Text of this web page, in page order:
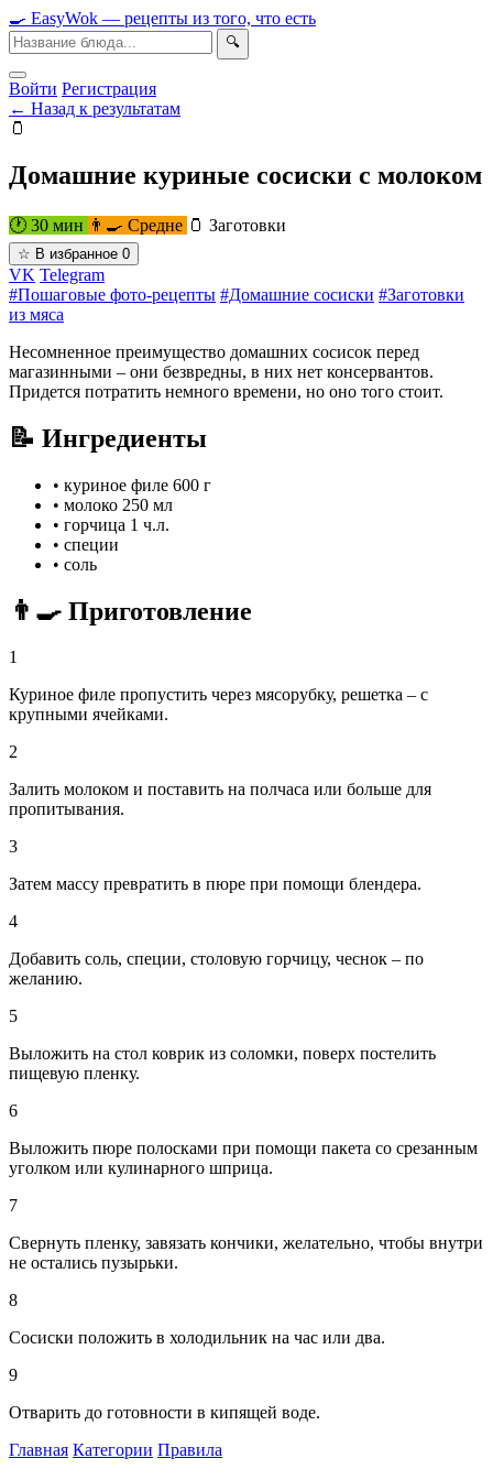
🍳 EasyWok — рецепты из того, что есть
🔍
Войти Регистрация
← Назад к результатам
🫙
Домашние куриные сосиски с молоком
🕐 30 мин 👨‍🍳 Средне 🫙 Заготовки
☆ В избранное 0
VK Telegram
#Пошаговые фото-рецепты #Домашние сосиски #Заготовки
из мяса
Несомненное преимущество домашних сосисок перед
магазинными – они безвредны, в них нет консервантов.
Придется потратить немного времени, но оно того стоит.
📝 Ингредиенты
• куриное филе 600 г
• молоко 250 мл
• горчица 1 ч.л.
• специи
• соль
👨‍🍳 Приготовление
1
Куриное филе пропустить через мясорубку, решетка – с
крупными ячейками.
2
Залить молоком и поставить на полчаса или больше для
пропитывания.
3
Затем массу превратить в пюре при помощи блендера.
4
Добавить соль, специи, столовую горчицу, чеснок – по
желанию.
5
Выложить на стол коврик из соломки, поверх постелить
пищевую пленку.
6
Выложить пюре полосками при помощи пакета со срезанным
уголком или кулинарного шприца.
7
Свернуть пленку, завязать кончики, желательно, чтобы внутри
не остались пузырьки.
8
Сосиски положить в холодильник на час или два.
9
Отварить до готовности в кипящей воде.
Главная Категории Правила